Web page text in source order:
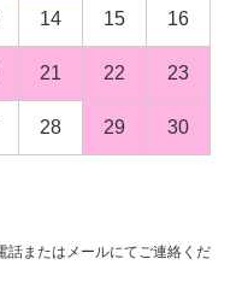
14 15 16
21 22 23
28 29 30
話またはメールにてご連絡くだ